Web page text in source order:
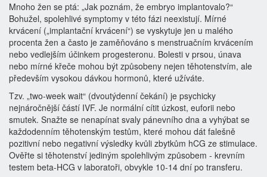
Mnoho žen se ptá: „Jak poznám, že embryo implantovalo?“
Bohužel, spolehlivé symptomy v této fázi neexistují. Mírné
krvácení („implantační krvácení“) se vyskytuje jen u malého
procenta žen a často je zaměňováno s menstruačním krvácením
nebo vedlejším účinkem progesteronu. Bolesti v prsou, únava
nebo mírné křeče mohou být způsobeny nejen těhotenstvím, ale
především vysokou dávkou hormonů, které užíváte.
Tzv. „two-week wait“ (dvoutýdenní čekání) je psychicky
nejnáročnější částí IVF. Je normální cítit úzkost, euforii nebo
smutek. Snažte se nenapínat svaly pánevního dna a vyhýbat se
každodenním těhotenským testům, které mohou dát falešně
pozitivní nebo negativní výsledky kvůli zbytkům hCG ze stimulace.
Ověřte si těhotenství jediným spolehlivým způsobem - krevním
testem beta-HCG v laboratoři, obvykle 10-14 dní po transferu.